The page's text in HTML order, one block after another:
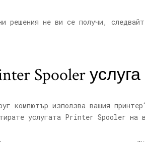
решения не ви се получи,
Spooler
компютър използва вашия
услугата Printer Spooler на